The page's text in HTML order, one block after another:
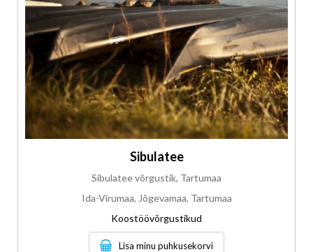
Sibulatee
Sibulatee võrgustik, Tartumaa
Ida-Virumaa, Jõgevamaa, Tartumaa
Koostöövõrgustikud
Lisa minu puhkusekorvi